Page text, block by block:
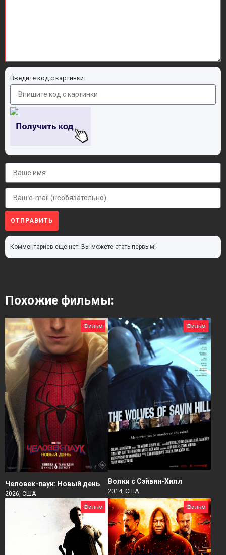
Введите код с картинки:
ОТПРАВИТЬ
Комментариев еще нет. Вы можете стать первым!
Похожие фильмы:
Фильм
Человек-паук: Новый день
2026, США
Фильм
Волки с Сэйвин-Хилл
2014, США
Фильм Фильм